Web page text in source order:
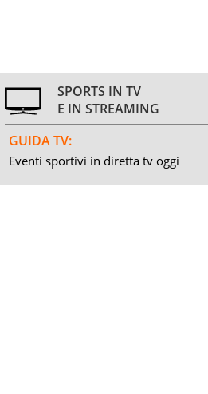
SPORTS IN TV
E IN STREAMING
GUIDA TV:
Eventi sportivi in diretta tv oggi